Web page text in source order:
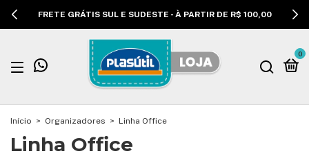
FRETE GRÁTIS SUL E SUDESTE - À PARTIR DE R$ 100,00
0
Início > Organizadores > Linha Office
Linha Office